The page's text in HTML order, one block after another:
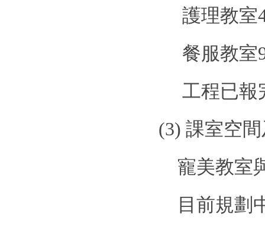
護理教室
餐服教室
工程已報
(3) 課室空
寵美教室
目前規劃